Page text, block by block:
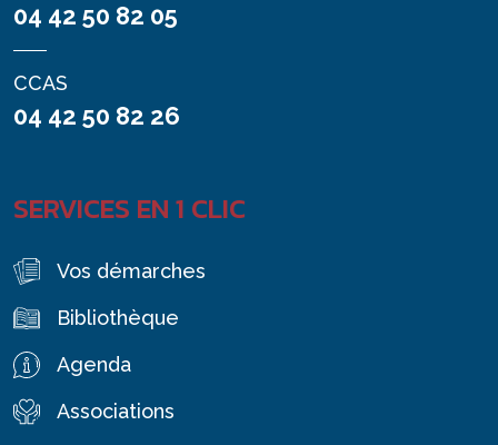
04 42 50 82 05
CCAS
04 42 50 82 26
SERVICES EN 1 CLIC
Vos démarches
Bibliothèque
Agenda
Associations